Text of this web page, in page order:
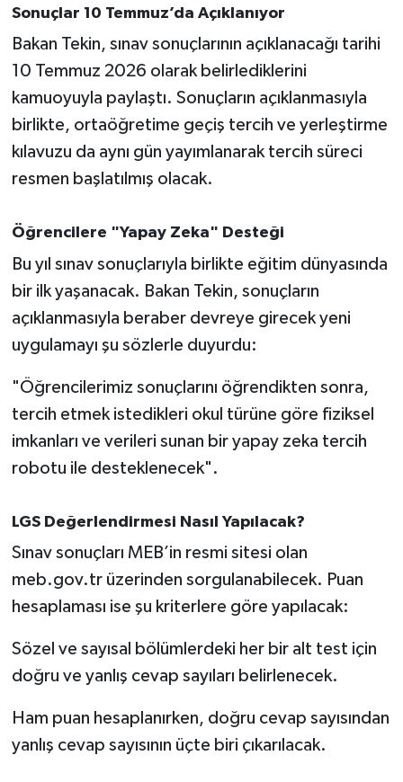
Sonuçlar 10 Temmuz’da Açıklanıyor
Bakan Tekin, sınav sonuçlarının açıklanacağı tarihi
10 Temmuz 2026 olarak belirlediklerini
kamuoyuyla paylaştı. Sonuçların açıklanmasıyla
birlikte, ortaöğretime geçiş tercih ve yerleştirme
kılavuzu da aynı gün yayımlanarak tercih süreci
resmen başlatılmış olacak.
Öğrencilere "Yapay Zeka" Desteği
Bu yıl sınav sonuçlarıyla birlikte eğitim dünyasında
bir ilk yaşanacak. Bakan Tekin, sonuçların
açıklanmasıyla beraber devreye girecek yeni
uygulamayı şu sözlerle duyurdu:
"Öğrencilerimiz sonuçlarını öğrendikten sonra,
tercih etmek istedikleri okul türüne göre fiziksel
imkanları ve verileri sunan bir yapay zeka tercih
robotu ile desteklenecek".
LGS Değerlendirmesi Nasıl Yapılacak?
Sınav sonuçları MEB’in resmi sitesi olan
meb.gov.tr üzerinden sorgulanabilecek. Puan
hesaplaması ise şu kriterlere göre yapılacak:
Sözel ve sayısal bölümlerdeki her bir alt test için
doğru ve yanlış cevap sayıları belirlenecek.
Ham puan hesaplanırken, doğru cevap sayısından
yanlış cevap sayısının üçte biri çıkarılacak.
MAGAZİN
MANŞET
Manyas
OLAY
Resmi İlanlar
SAĞLIK
Savaştepe
SEYAHAT
SİYASET
Sındırgı
SPOR
SÜRMANŞET
Susurluk
TARİHTE BUGÜN
Trend